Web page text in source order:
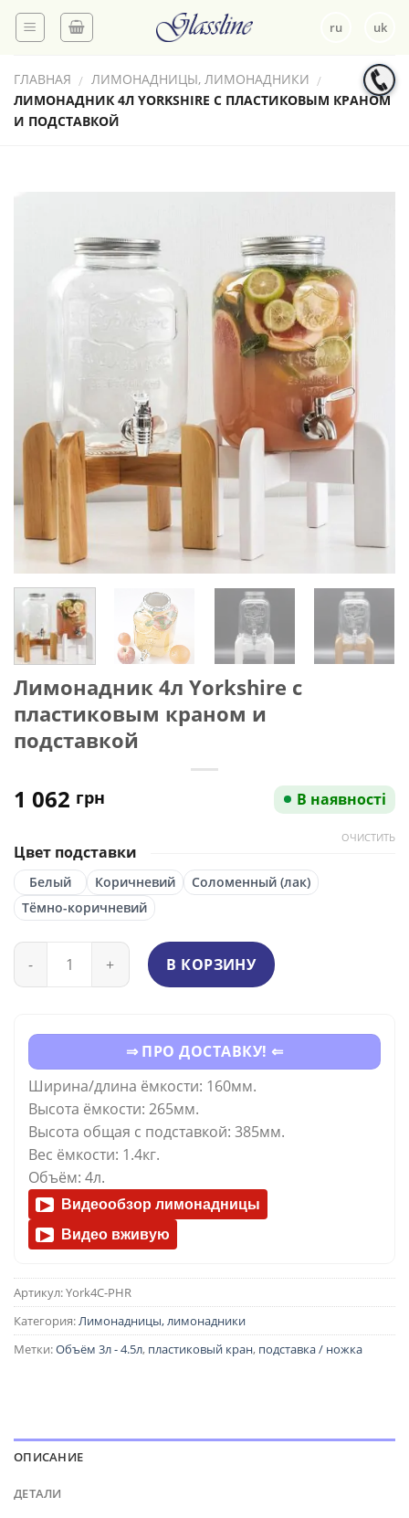
Skip
ru uk
ГЛАВНАЯ / ЛИМОНАДНИЦЫ, ЛИМОНАДНИКИ /
ЛИМОНАДНИК 4Л YORKSHIRE С ПЛАСТИКОВЫМ КРАНОМ
И ПОДСТАВКОЙ
Лимонадник 4л Yorkshire с
пластиковым краном и
подставкой
1 062 грн В наявності
Цвет подставки
Белый Коричневий
Соломенный (лак)
Тёмно-коричневий
ОЧИСТИТЬ
Количество
В КОРЗИНУ
⇒ ПРО ДОСТАВКУ! ⇐
Ширина/длина ёмкости: 160мм.
Высота ёмкости: 265мм.
Высота общая с подставкой: 385мм.
Вес ёмкости: 1.4кг.
Объём: 4л.
▶ Видеообзор лимонадницы
▶ Видео вживую
Артикул:York4C-PHR
Категория:Лимонадницы, лимонадники
Метки:Объём 3л - 4.5л, пластиковый кран, подставка / ножка
ОПИСАНИЕ
ДЕТАЛИ